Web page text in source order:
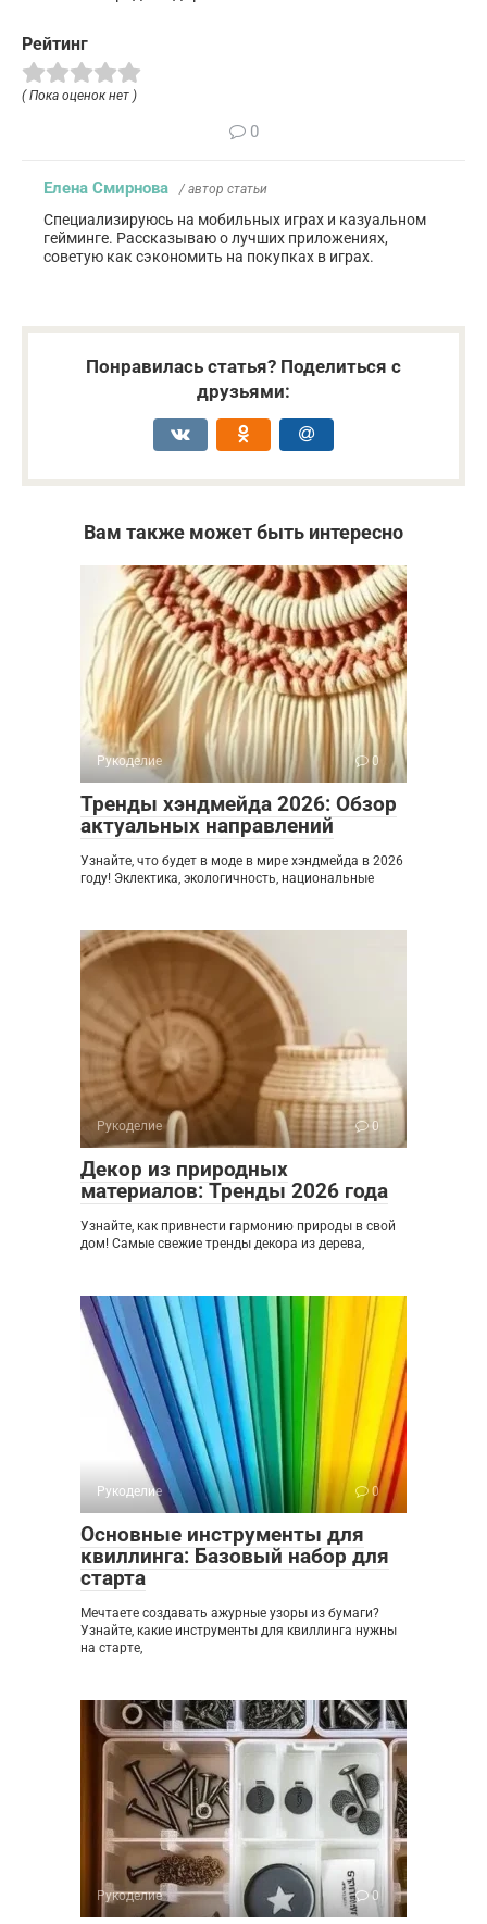
Рейтинг
( Пока оценок нет )
0
Елена Смирнова / автор статьи
Специализируюсь на мобильных играх и казуальном
гейминге. Рассказываю о лучших приложениях,
советую как сэкономить на покупках в играх.
Понравилась статья? Поделиться с
друзьями:
Вам также может быть интересно
Рукоделие 0
Тренды хэндмейда 2026: Обзор
актуальных направлений
Узнайте, что будет в моде в мире хэндмейда в 2026
году! Эклектика, экологичность, национальные
Рукоделие 0
Декор из природных
материалов: Тренды 2026 года
Узнайте, как привнести гармонию природы в свой
дом! Самые свежие тренды декора из дерева,
Рукоделие 0
Основные инструменты для
квиллинга: Базовый набор для
старта
Мечтаете создавать ажурные узоры из бумаги?
Узнайте, какие инструменты для квиллинга нужны
на старте,
Рукоделие 0